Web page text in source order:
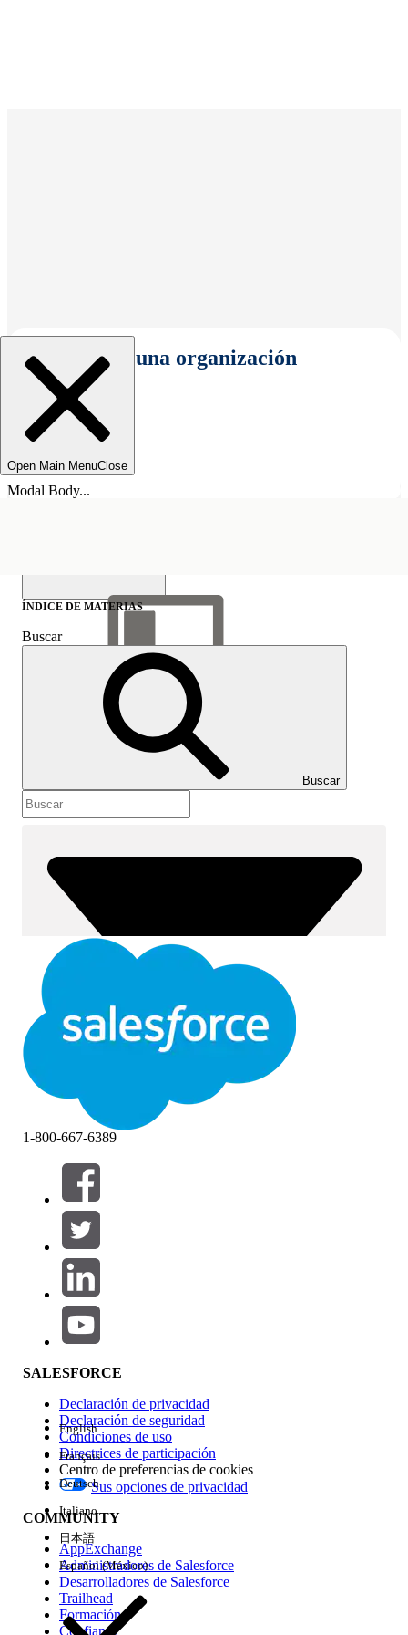
Seleccionar una organización
Open Main MenuClose
Modal Body...
Mostrar índice de
materias
Índice de materias
ÍNDICE DE MATERIAS
Buscar
Buscar
Filtros (0)
SELECCIONAR FILTROS
Área de productos
Repercusión de función
Edición
Experiencia
1-800-667-6389
SALESFORCE
Declaración de privacidad
Declaración de seguridad
Condiciones de uso
Directrices de participación
Centro de preferencias de cookies
Sus opciones de privacidad
COMMUNITY
AppExchange
Administradores de Salesforce
Desarrolladores de Salesforce
Trailhead
Formación
Confianza
English
Français
Deutsch
Italiano
日本語
Español (México)